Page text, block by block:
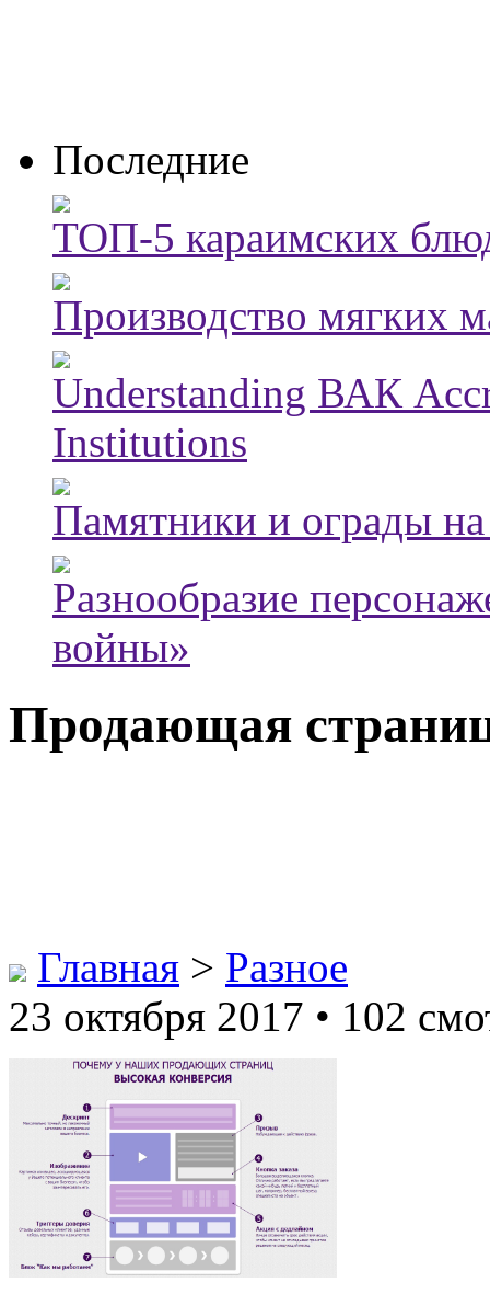
Последние
ТОП-5 караимских
Производство мягких
Understanding ВАК
Institutions
Памятники и ограды
Разнообразие
войны»
Продающая
Главная > Разное
23 октября 2017 • 102